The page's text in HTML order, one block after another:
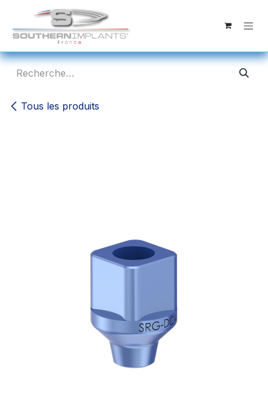
Se rendre au contenu
Tous les produits